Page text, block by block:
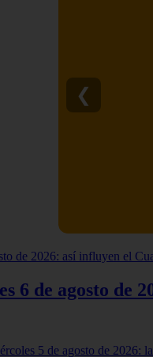
❮
6 de agosto de